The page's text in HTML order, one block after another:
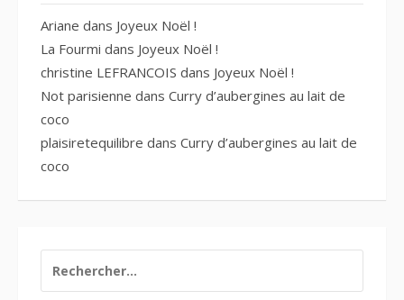
Ariane dans Joyeux Noël !
La Fourmi dans Joyeux Noël !
christine LEFRANCOIS dans Joyeux Noël !
Not parisienne dans Curry d’aubergines au lait de
coco
plaisiretequilibre dans Curry d’aubergines au lait de
coco